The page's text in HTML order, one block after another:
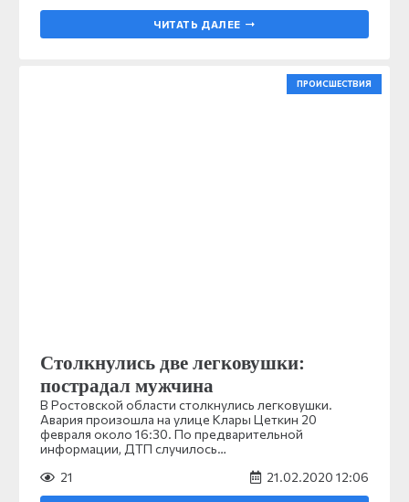
ЧИТАТЬ ДАЛЕЕ
ПРОИСШЕСТВИЯ
Столкнулись две легковушки:
пострадал мужчина
В Ростовской области столкнулись легковушки.
Авария произошла на улице Клары Цеткин 20
февраля около 16:30. По предварительной
информации, ДТП случилось…
21
21.02.2020 12:06